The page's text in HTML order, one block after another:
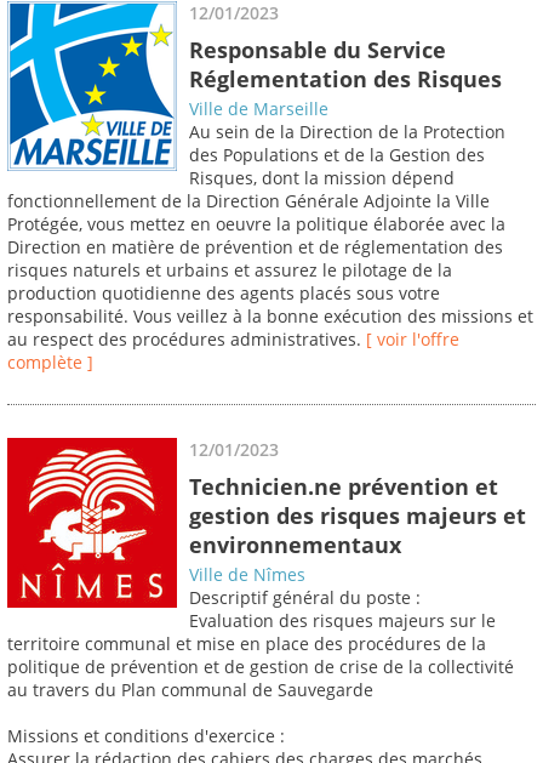
12/01/2023
Responsable du Service
Réglementation des Risques
Ville de Marseille
Au sein de la Direction de la Protection
des Populations et de la Gestion des
Risques, dont la mission dépend
fonctionnellement de la Direction Générale Adjointe la Ville
Protégée, vous mettez en oeuvre la politique élaborée avec la
Direction en matière de prévention et de réglementation des
risques naturels et urbains et assurez le pilotage de la
production quotidienne des agents placés sous votre
responsabilité. Vous veillez à la bonne exécution des missions et
au respect des procédures administratives. [ voir l'offre
complète ]
12/01/2023
Technicien.ne prévention et
gestion des risques majeurs et
environnementaux
Ville de Nîmes
Descriptif général du poste :
Evaluation des risques majeurs sur le
territoire communal et mise en place des procédures de la
politique de prévention et de gestion de crise de la collectivité
au travers du Plan communal de Sauvegarde
Missions et conditions d'exercice :